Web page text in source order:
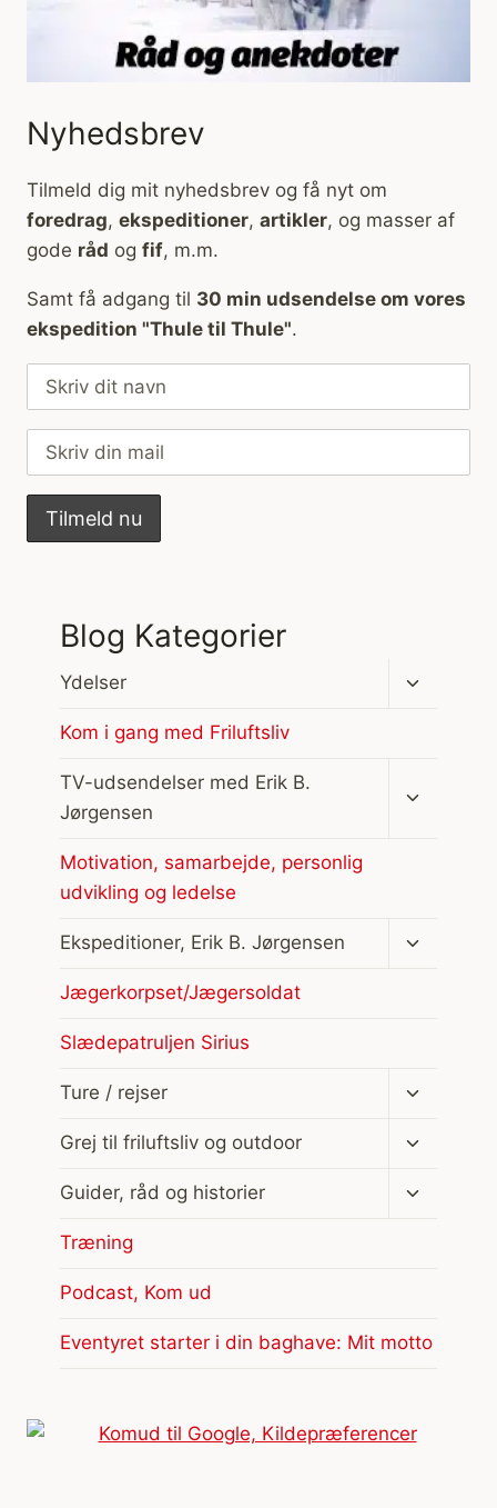
Nyhedsbrev
Tilmeld dig mit nyhedsbrev og få nyt om
foredrag, ekspeditioner, artikler, og masser af
gode råd og fif, m.m.
Samt få adgang til 30 min udsendelse om vores
ekspedition "Thule til Thule".
Blog Kategorier
Ydelser
Skift
Kom i gang med Friluftsliv
TV-udsendelser med Erik B.
Jørgensen
Motivation, samarbejde, personlig
udvikling og ledelse
Ekspeditioner, Erik B. Jørgensen
Skift
Jægerkorpset/Jægersoldat
Slædepatruljen Sirius
Ture / rejser
Skift
Grej til friluftsliv og outdoor
Skift
Guider, råd og historier
Skift
Træning
Podcast, Kom ud
Eventyret starter i din baghave: Mit motto